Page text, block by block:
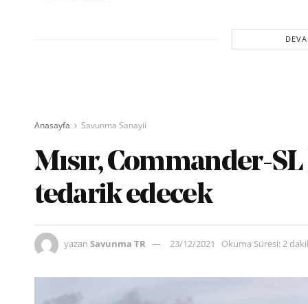
Anasayfa Savunma Sanayii
Mısır, Commander-
tedarik edecek
yazan Savunma TR 23/12/2021 Okuma Süresi: 2